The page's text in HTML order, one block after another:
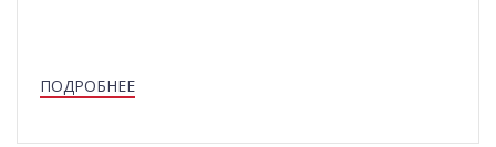
ПОДРОБНЕЕ